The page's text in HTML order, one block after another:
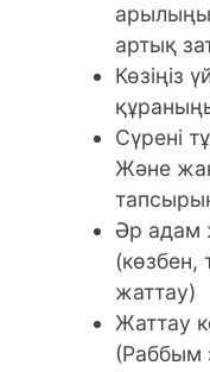
артық
Көзіңіз
Сүрені
Және
Әр адам
(көзбен,
жаттау)
Жаттау
(Раббым